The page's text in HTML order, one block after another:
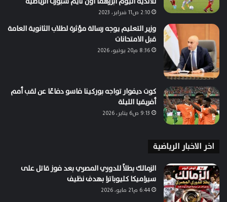
2:10 ص11 فبراير، 2023
وزير التعليم يوجه رسالة مؤثرة لطلاب الثانوية العامة
قبل الامتحانات
8:36 م20 يونيو، 2026
كوت ديفوار تواجه بوركينا فاسو دفاعًا عن لقب أمم
أفريقيا الليلة
9:13 ص6 يناير، 2026
اخر الاخبار الرياضية
الزمالك بطلاً للدوري المصري بعد فوز قاتل على
سيراميكا كليوباترا بهدف نظيف
6:44 م21 مايو، 2026